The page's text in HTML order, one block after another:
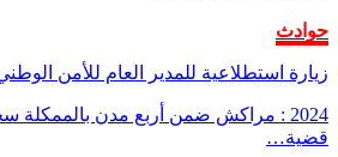
حوادث
زيارة استطلاعية للمدير العام للأمن
قضية…